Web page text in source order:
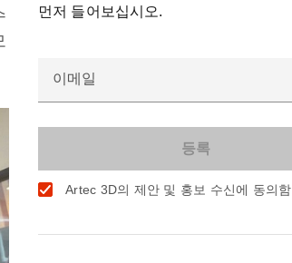
먼저 들어보십시오.
이메일
Artec 3D의 제안 및 홍보 수신에 동의함